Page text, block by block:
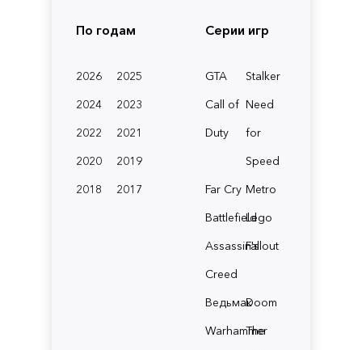
По годам
2026
2025
2024
2023
2022
2021
2020
2019
2018
2017
Серии игр
GTA
Stalker
Call of
Duty
Need
for
Speed
Far Cry Metro
BattlefieldLego
Assassin's
Creed
Fallout
ВедьмакDoom
Warhammer
The